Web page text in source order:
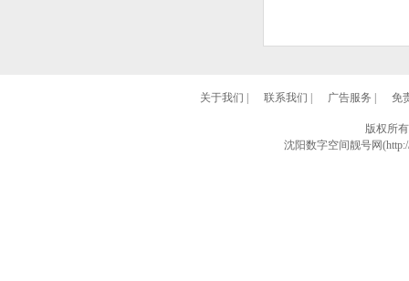
关于我们 联系我们 广告服务 免
版权所
沈阳数字空间靓号网